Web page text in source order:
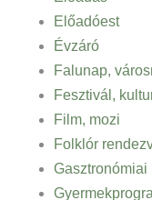
Előadóest
Évzáró
Falunap,
Fesztivál,
Film, mozi
Folklór
Gasztronómiai